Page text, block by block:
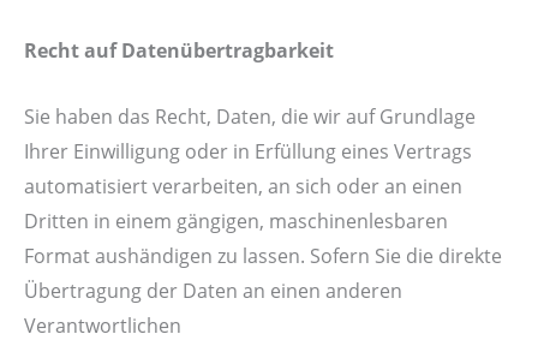
Recht auf Datenübertragbarkeit
Sie haben das Recht, Daten, die wir auf Grundlage
Ihrer Einwilligung oder in Erfüllung eines Vertrags
automatisiert verarbeiten, an sich oder an einen
Dritten in einem gängigen, maschinenlesbaren
Format aushändigen zu lassen. Sofern Sie die direkte
Übertragung der Daten an einen anderen
Verantwortlichen